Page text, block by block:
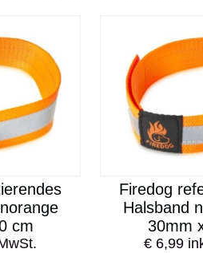
cm
Firedog
Halsband
30mm
€ 6,99